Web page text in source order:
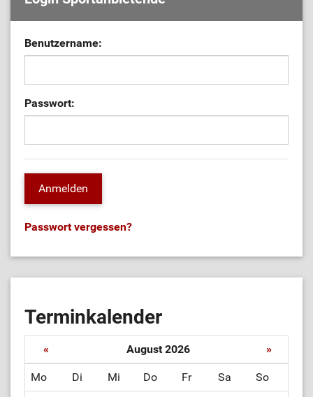
Benutzername:
Passwort:
Passwort vergessen?
Terminkalender
« August 2026 »
Mo Di Mi Do Fr Sa So